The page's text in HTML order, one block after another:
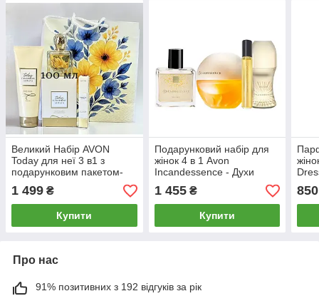
Великий Набір AVON
Today для неї 3 в1 з
подарунковим пакетом-
трилогія Today Tomorrow
Always (Тудей, Туморов,
Олвейс)
1 499 ₴
Купити
Подарунковий набір для
жінок 4 в 1 Avon
Incandessence - Духи
Інканденсе, спрей,
кульковий дезодорант
1 455₴
Купити
850
Про нас
91% позитивних з 192 відгуків за рік